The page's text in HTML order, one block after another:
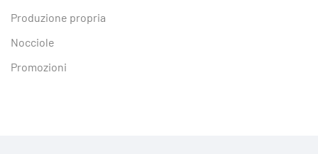
Produzione propria
Nocciole
Promozioni